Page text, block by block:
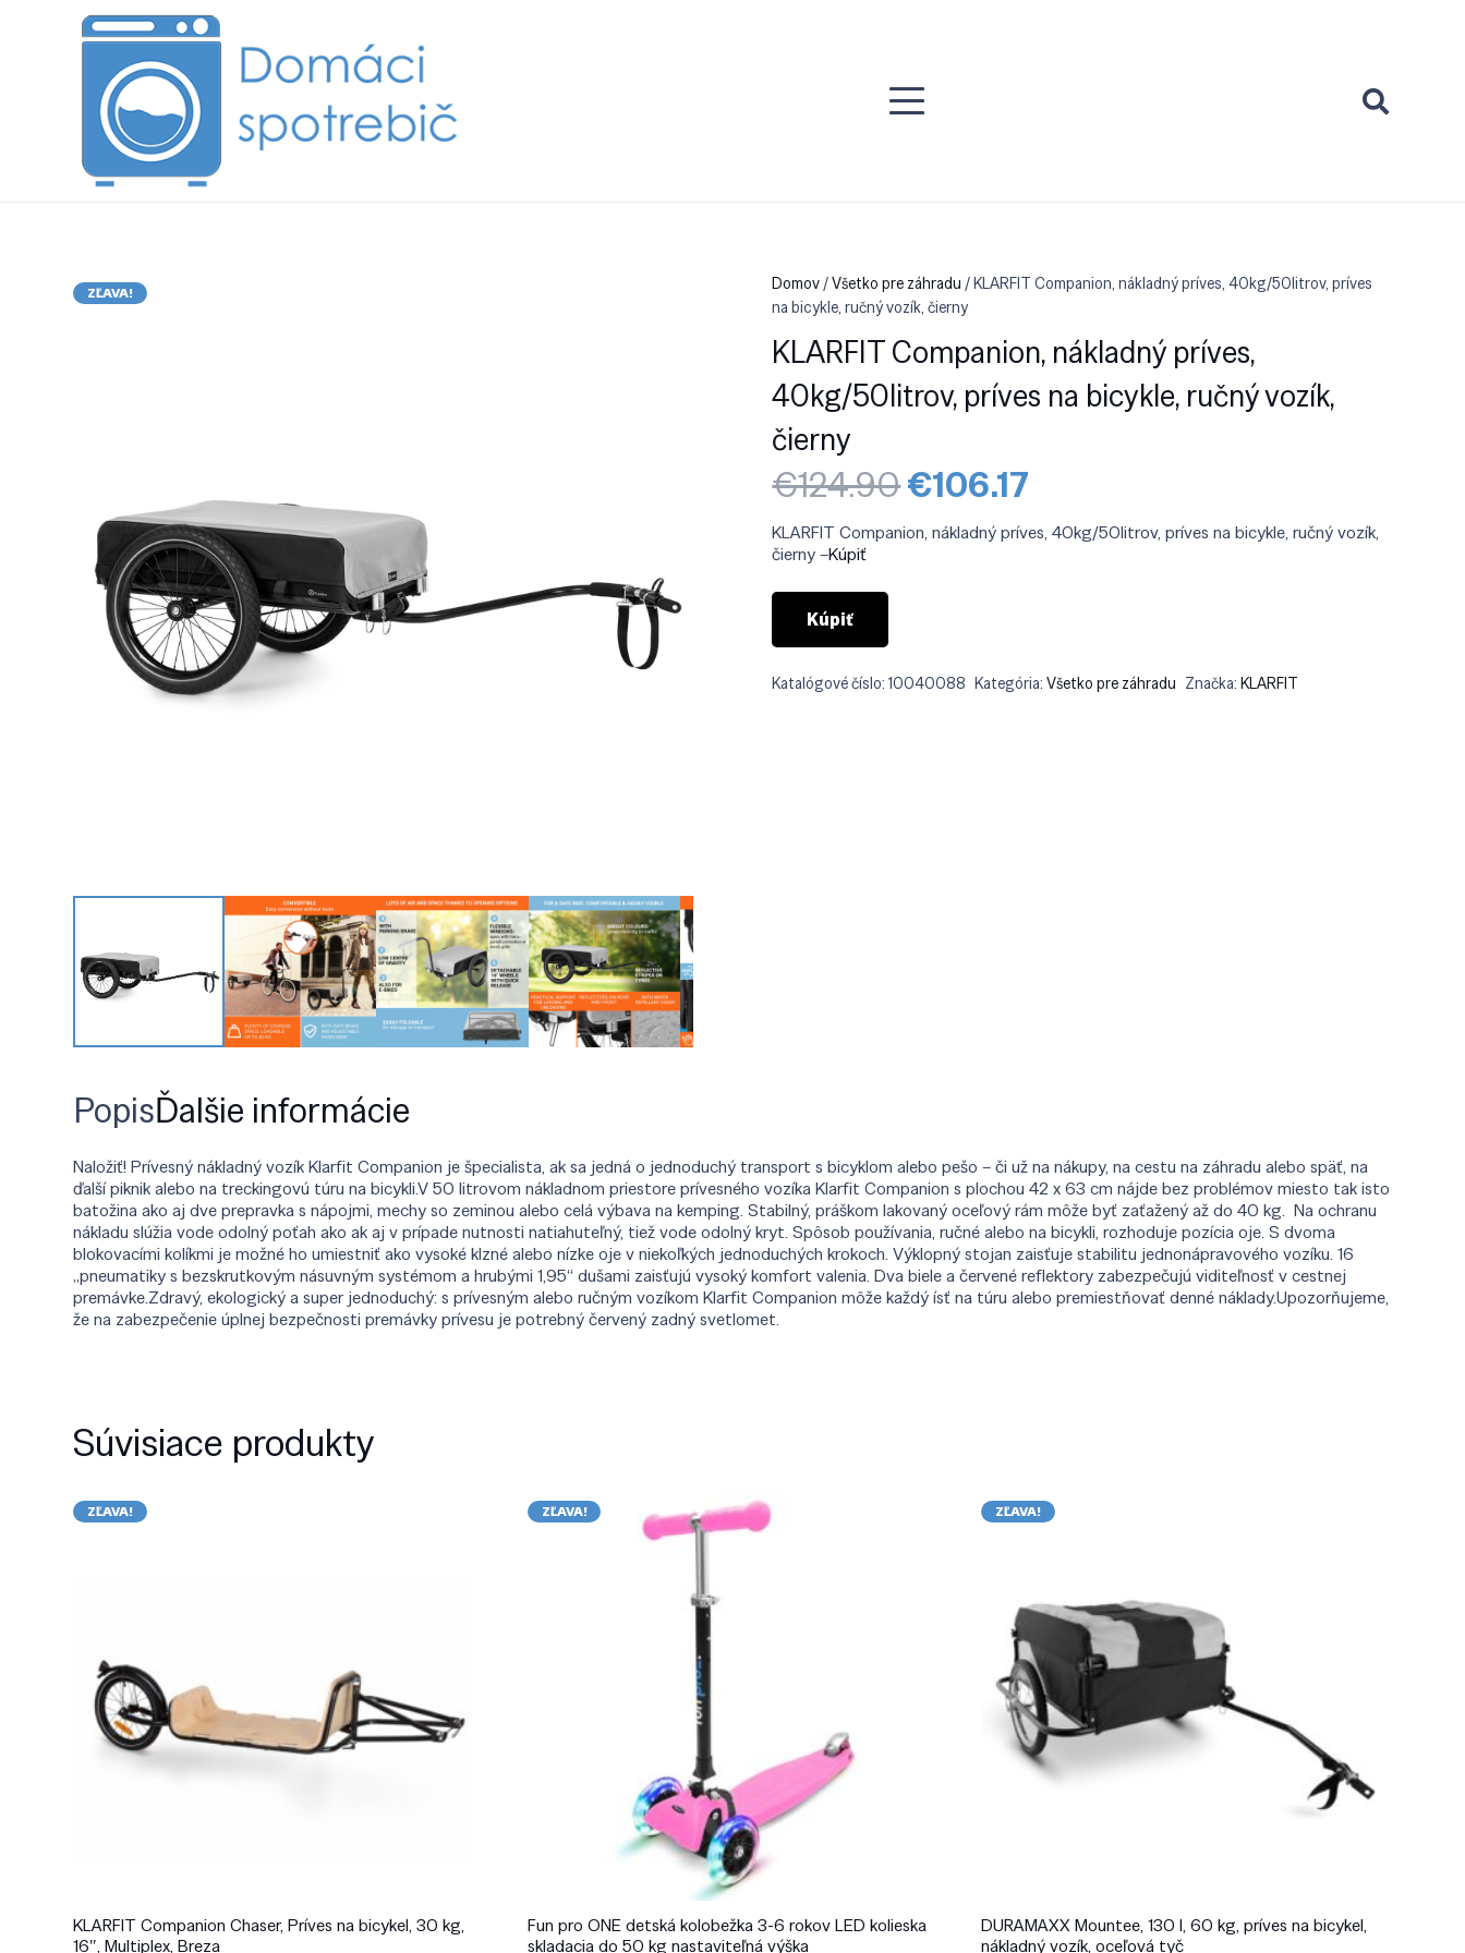
ZĽAVA! Domov/Všetko pre záhradu / KLARFIT Companion, nákladný príves, 40kg/50litrov, príves
na bicykle, ručný vozík, čierny
KLARFIT Companion, nákladný príves,
40kg/50litrov, príves na bicykle, ručný vozík,
čierny
€124.90Pôvodná
cena
bola:
€124.90.
€106.17
je:
€106.17.
KLARFIT Companion, nákladný príves, 40kg/50litrov, príves na bicykle, ručný vozík,
čierny –Kúpiť
Kúpiť
Katalógové číslo:10040088 Kategória:Všetko pre záhradu Značka: KLARFIT
PopisĎalšie informácie
Naložiť! Prívesný nákladný vozík Klarfit Companion je špecialista, ak sa jedná o jednoduchý transport s bicyklom alebo pešo – či už na nákupy, na cestu na záhradu alebo späť, na
ďalší piknik alebo na treckingovú túru na bicykli.V 50 litrovom nákladnom priestore prívesného vozíka Klarfit Companion s plochou 42 x 63 cm nájde bez problémov miesto tak isto
batožina ako aj dve prepravka s nápojmi, mechy so zeminou alebo celá výbava na kemping. Stabilný, práškom lakovaný oceľový rám môže byť zaťažený až do 40 kg. Na ochranu
nákladu slúžia vode odolný poťah ako ak aj v prípade nutnosti natiahuteľný, tiež vode odolný kryt. Spôsob používania, ručné alebo na bicykli, rozhoduje pozícia oje. S dvoma
blokovacími kolíkmi je možné ho umiestniť ako vysoké klzné alebo nízke oje v niekoľkých jednoduchých krokoch. Výklopný stojan zaisťuje stabilitu jednonápravového vozíku. 16
„pneumatiky s bezskrutkovým násuvným systémom a hrubými 1,95“ dušami zaisťujú vysoký komfort valenia. Dva biele a červené reflektory zabezpečujú viditeľnosť v cestnej
premávke.Zdravý, ekologický a super jednoduchý: s prívesným alebo ručným vozíkom Klarfit Companion môže každý ísť na túru alebo premiestňovať denné náklady.Upozorňujeme,
že na zabezpečenie úplnej bezpečnosti premávky prívesu je potrebný červený zadný svetlomet.
Súvisiace produkty
ZĽAVA!
KLARFIT Companion Chaser, Príves na bicykel, 30 kg,
16″, Multiplex, Breza
ZĽAVA!
Fun pro ONE detská kolobežka 3-6 rokov LED kolieska
skladacia do 50 kg nastaviteľná výška
ZĽAVA!
DURAMAXX Mountee, 130 l, 60 kg, príves na bicykel,
nákladný vozík, oceľová tyč